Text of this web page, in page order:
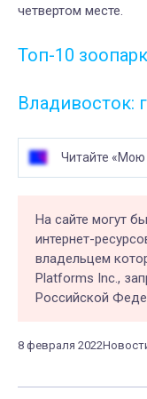
четвертом месте.
Топ-10
Владивосток:
Читайте «Мою
На сайте могут
интернет-
владельцем
Platforms Inc.,
Российской
8 февраля 2022